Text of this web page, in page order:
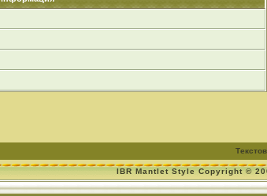
IBR Mantlet Style Copyright ©